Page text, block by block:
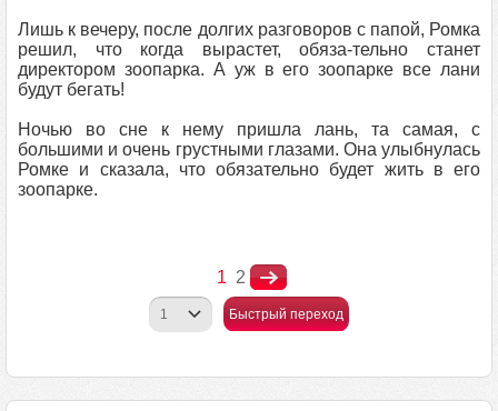
Лишь к вечеру, после долгих разговоров с папой, Ромка
решил, что когда вырастет, обяза-тельно станет
директором зоопарка. А уж в его зоопарке все лани
будут бегать!
Ночью во сне к нему пришла лань, та самая, с
большими и очень грустными глазами. Она улыбнулась
Ромке и сказала, что обязательно будет жить в его
зоопарке.
1 2
Быстрый переход